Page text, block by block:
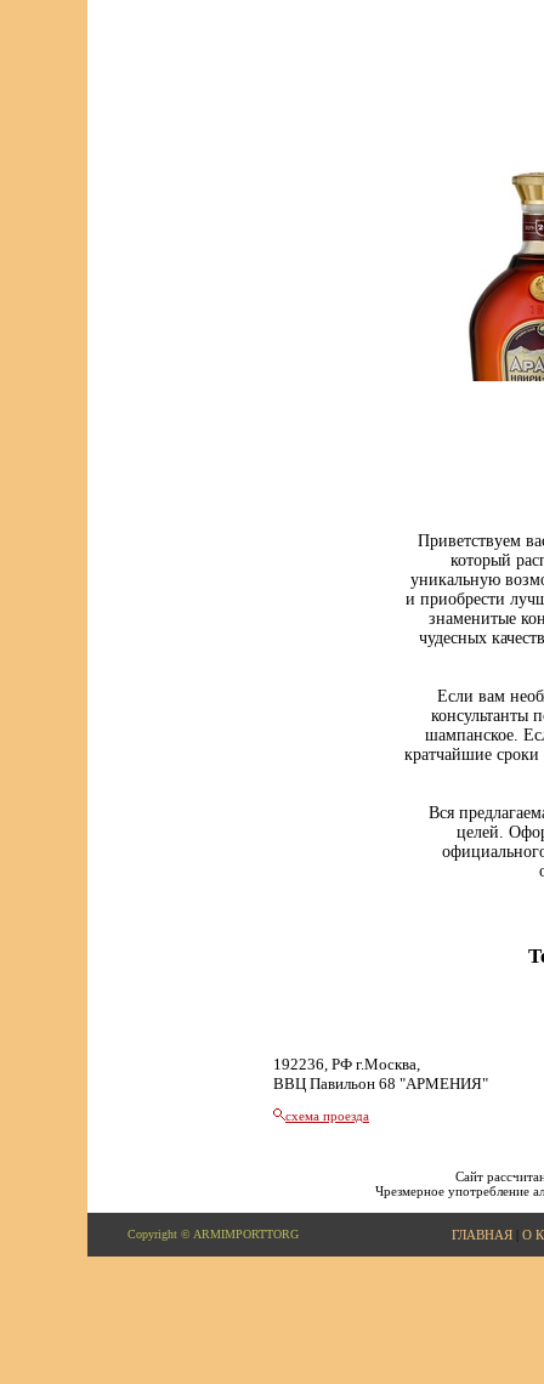
Приветствуем
который
уникальную
и приобрести
знаменитые
чудесных
Если вам
консультанты
шампанское.
кратчайшие
Вся
целей.
192236, РФ г.Москва,
ВВЦ Павильон 68 "АРМЕНИЯ"
схема проезда
Сайт
Чрезмерное употребление
Copyright © ARMIMPORTTORG ГЛАВНАЯ| О